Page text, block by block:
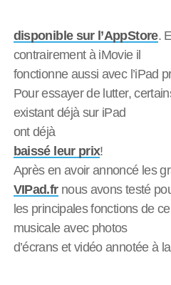
disponible sur l’AppStore.
contrairement à iMovie il
fonctionne aussi avec l’iPad
Pour essayer de lutter,
existant déjà sur iPad
ont déjà
baissé leur prix!
Après en avoir annoncé les
VIPad.frnous avons testé
les principales fonctions de
musicale avec photos
d’écrans et vidéo annotée à